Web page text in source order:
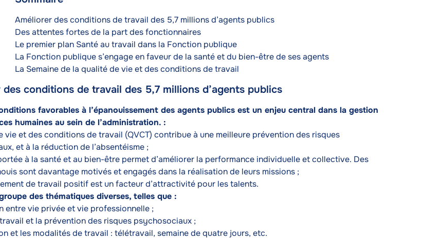
Texte
Améliorer des conditions de travail des 5,7 millions d’agents publics
Des attentes fortes de la part des fonctionnaires
Le premier plan Santé au travail dans la Fonction publique
La Fonction publique s’engage en faveur de la santé et du bien-être de ses agents
La Semaine de la qualité de vie et des conditions de travail
conditions de travail des 5,7 millions d’agents publics
favorables à l’épanouissement des agents publics est un enjeu central dans la gestion
humaines au sein de l’administration. :
vie et des conditions de travail (QVCT) contribue à une meilleure prévention des risques
et à la réduction de l’absentéisme ;
à la santé et au bien-être permet d’améliorer la performance individuelle et collective. Des
sont davantage motivés et engagés dans la réalisation de leurs missions ;
de travail positif est un facteur d’attractivité pour les talents.
des thématiques diverses, telles que :
entre vie privée et vie professionnelle ;
et la prévention des risques psychosociaux ;
et les modalités de travail : télétravail, semaine de quatre jours, etc.